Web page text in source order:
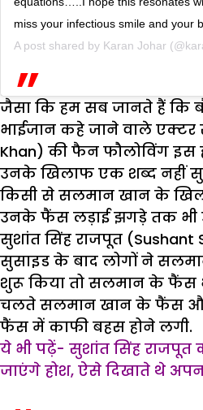
miss your infectious smile and your
A post shared by Karan Johar
जैसा कि हम सब जानते हैं कि
भाईजान कहे जाने वाले
Khan) की फैन फौलोविंग
उनके खिलाफ एक शब्द नहीं
किसी से सलमान खान के
उनके फैंस लड़ाई झगड़े तक भी
सुशांत सिंह राजपूत (Sushant
सुसाइड के बाद लोगों ने
शुरू किया तो सलमान के फैंस
चलते सलमान खान के फैंस
फैंस में काफी बहस होने लगी.
ये भी पढ़ें- सुशांत सिंह राजपूत
जाएंगे होश, ऐसे दिखाते थे